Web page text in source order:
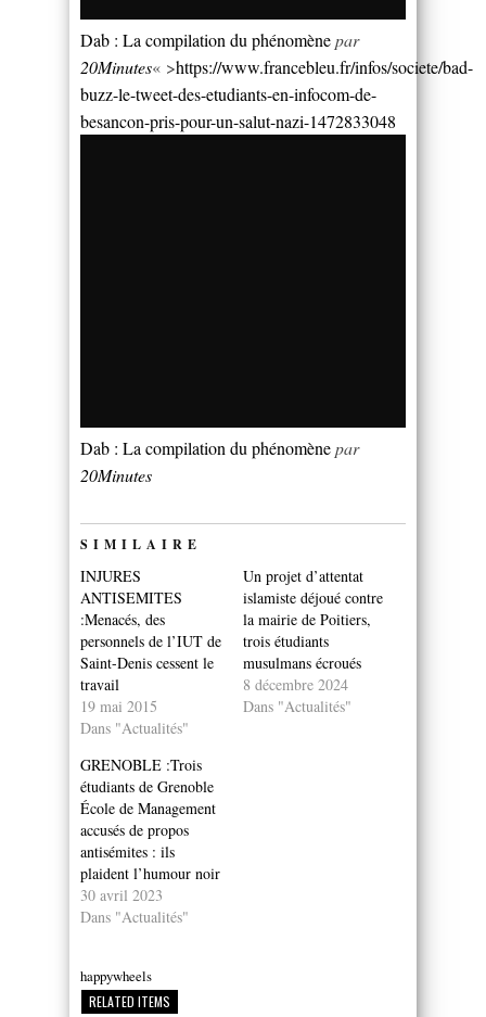
Dab : La compilation du phénomènepar
20Minutes« >https://www.francebleu.fr/infos/societe/bad-
buzz-le-tweet-des-etudiants-en-infocom-de-
besancon-pris-pour-un-salut-nazi-1472833048
Dab : La compilation du phénomènepar
20Minutes
SIMILAIRE
INJURES
ANTISEMITES
:Menacés, des
personnels de l’IUT de
Saint-Denis cessent le
travail
19 mai 2015
Dans "Actualités"
Un projet d’attentat
islamiste déjoué contre
la mairie de Poitiers,
trois étudiants
musulmans écroués
8 décembre 2024
Dans "Actualités"
GRENOBLE :Trois
étudiants de Grenoble
École de Management
accusés de propos
antisémites : ils
plaident l’humour noir
30 avril 2023
Dans "Actualités"
happywheels
RELATED ITEMS